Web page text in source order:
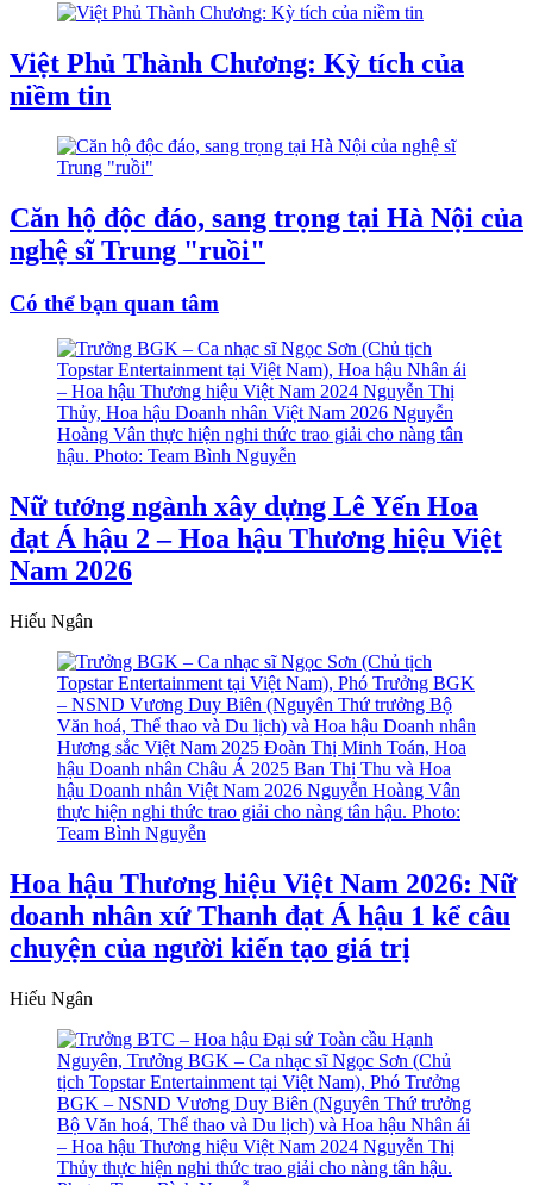
Việt Phủ Thành Chương: Kỳ tích của
niềm tin
Căn hộ độc đáo, sang trọng tại Hà Nội của
nghệ sĩ Trung "ruồi"
Có thể bạn quan tâm
Nữ tướng ngành xây dựng Lê Yến Hoa
đạt Á hậu 2 – Hoa hậu Thương hiệu Việt
Nam 2026
Hiếu Ngân
Hoa hậu Thương hiệu Việt Nam 2026: Nữ
doanh nhân xứ Thanh đạt Á hậu 1 kể câu
chuyện của người kiến tạo giá trị
Hiếu Ngân